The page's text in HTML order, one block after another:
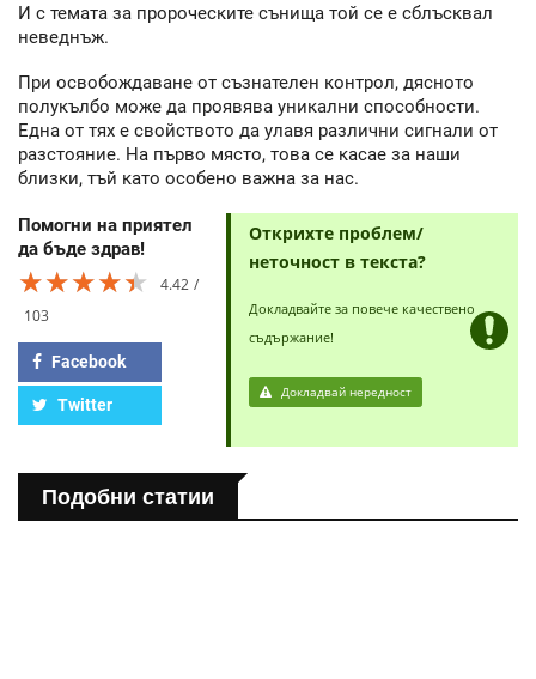
И с темата за пророческите сънища той се е сблъсквал
неведнъж.
При освобождаване от съзнателен контрол, дясното
полукълбо може да проявява уникални способности.
Една от тях е свойството да улавя различни сигнали от
разстояние. На първо място, това се касае за наши
близки, тъй като особено важна за нас.
Помогни на приятел
да бъде здрав!
★★★★★
★★★★★
★★★★★
4.42
103
Facebook
Twitter
Открихте проблем/
неточност в текста?
Докладвайте за повече качествено
съдържание!
Докладвай нередност
Подобни статии